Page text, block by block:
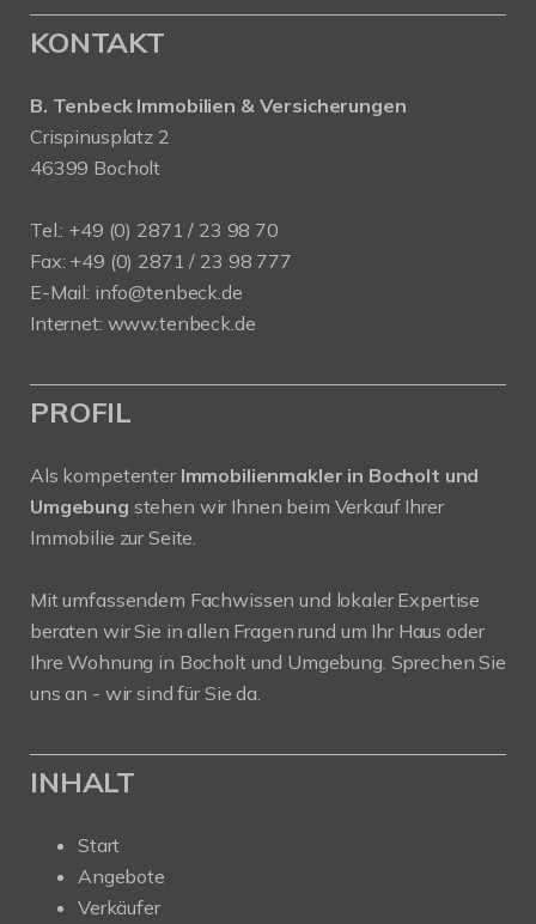
KONTAKT
B. Tenbeck Immobilien & Versicherungen
Crispinusplatz 2
46399 Bocholt
Tel.: +49 (0) 2871 / 23 98 70
Fax: +49 (0) 2871 / 23 98 777
E-Mail: info@tenbeck.de
Internet: www.tenbeck.de
PROFIL
Als kompetenter Immobilienmakler in Bocholt und
Umgebung stehen wir Ihnen beim Verkauf Ihrer
Immobilie zur Seite.
Mit umfassendem Fachwissen und lokaler Expertise
beraten wir Sie in allen Fragen rund um Ihr Haus oder
Ihre Wohnung in Bocholt und Umgebung. Sprechen Sie
uns an - wir sind für Sie da.
INHALT
Start
Angebote
Verkäufer